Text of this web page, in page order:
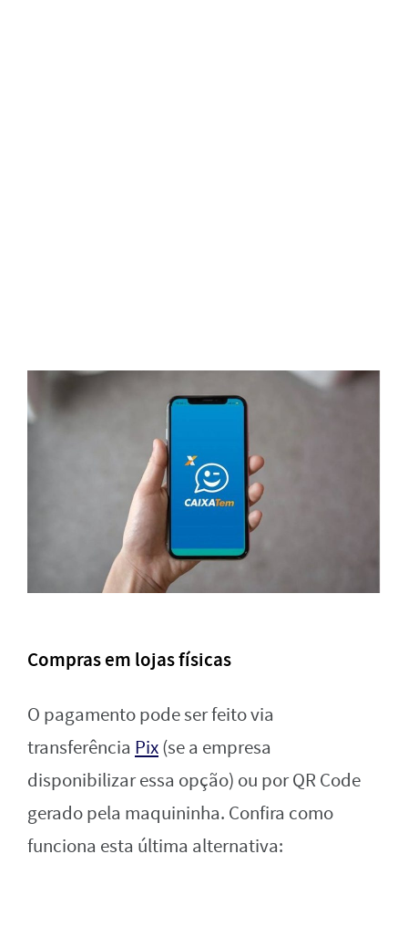
Compras em lojas físicas
O pagamento pode ser feito via
transferência Pix(se a empresa
disponibilizar essa opção) ou por QR Code
gerado pela maquininha. Confira como
funciona esta última alternativa: